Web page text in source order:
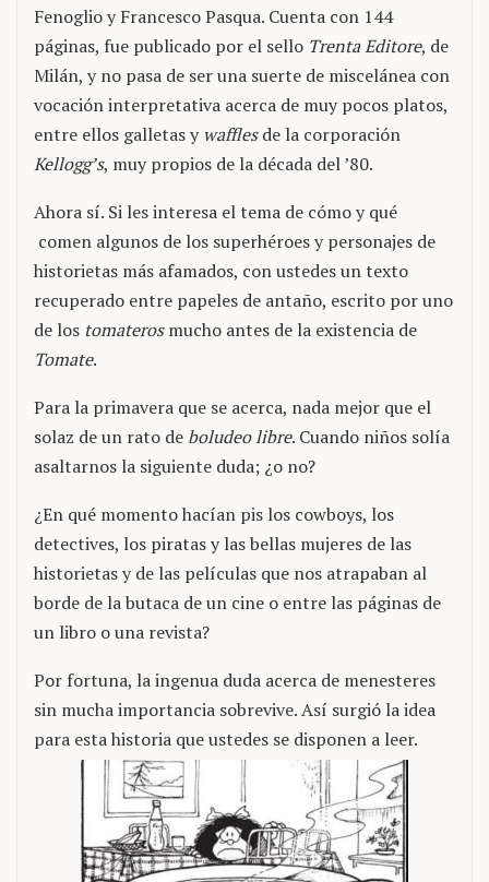
Fenoglio y Francesco Pasqua. Cuenta con 144
páginas, fue publicado por el sello Trenta Editore, de
Milán, y no pasa de ser una suerte de miscelánea con
vocación interpretativa acerca de muy pocos platos,
entre ellos galletas y wafflesde la corporación
Kellogg’s, muy propios de la década del ’80.
Ahora sí. Si les interesa el tema de cómo y qué
comen algunos de los superhéroes y personajes de
historietas más afamados, con ustedes un texto
recuperado entre papeles de antaño, escrito por uno
de los tomaterosmucho antes de la existencia de
Tomate.
Para la primavera que se acerca, nada mejor que el
solaz de un rato de boludeo libre. Cuando niños solía
asaltarnos la siguiente duda; ¿o no?
¿En qué momento hacían pis los cowboys, los
detectives, los piratas y las bellas mujeres de las
historietas y de las películas que nos atrapaban al
borde de la butaca de un cine o entre las páginas de
un libro o una revista?
Por fortuna, la ingenua duda acerca de menesteres
sin mucha importancia sobrevive. Así surgió la idea
para esta historia que ustedes se disponen a leer.